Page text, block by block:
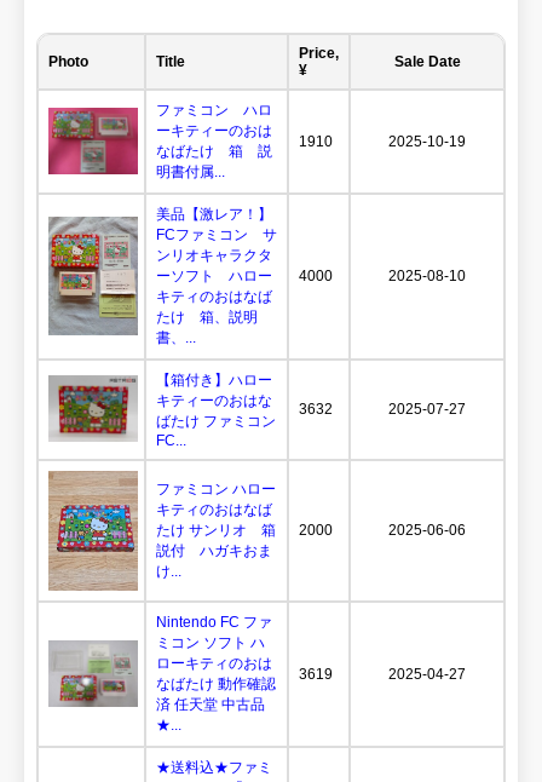
Photo Title
Price,
¥
Sale Date
ファミコン ハロ
ーキティーのおは
なばたけ 箱 説
明書付属...
1910 2025-10-19
美品【激レア！】
FCファミコン サ
ンリオキャラクタ
ーソフト ハロー
キティのおはなば
たけ 箱、説明
書、...
4000 2025-08-10
【箱付き】ハロー
キティーのおはな
ばたけ ファミコン
FC...
3632 2025-07-27
ファミコン ハロー
キティのおはなば
たけ サンリオ 箱
説付 ハガキおま
け...
2000 2025-06-06
Nintendo FC ファ
ミコン ソフト ハ
ローキティのおは
なばたけ 動作確認
済 任天堂 中古品
★...
3619 2025-04-27
★送料込★ファミ